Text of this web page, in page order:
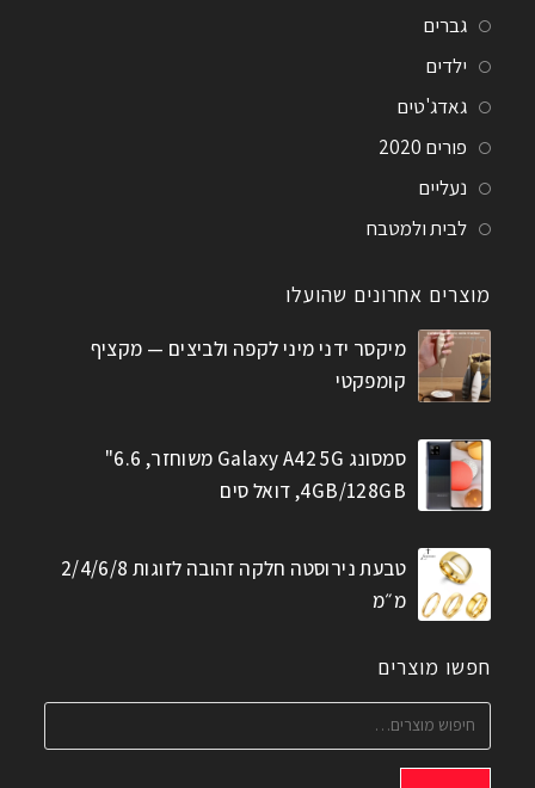
גברים
ילדים
גאדג'טים
פורים 2020
נעליים
לבית ולמטבח
מוצרים אחרונים שהועלו
מיקסר ידני מיני לקפה ולביצים — מקציף
קומפקטי
סמסונג Galaxy A42 5G משוחזר, 6.6"
4GB/128GB, דואל סים
טבעת נירוסטה חלקה זהובה לזוגות 2/4/6/8
מ״מ
חפשו מוצרים